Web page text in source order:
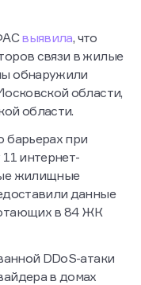
выявила, что
связи в жилые
обнаружили
области,
области.
барьерах при
интернет-
жилищные
данные
в 84 ЖК
DDoS-атаки
в домах